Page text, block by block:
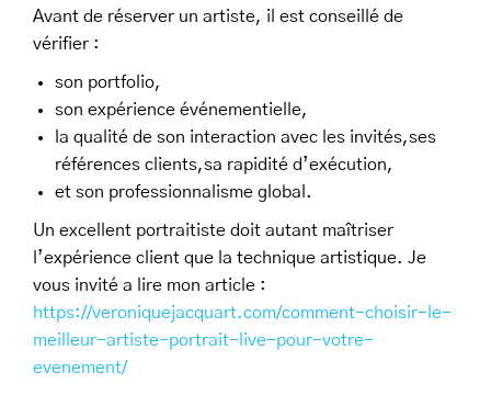
Avant de réserver un artiste, il est conseillé de
vérifier :
son portfolio,
son expérience événementielle,
la qualité de son interaction avec les invités,ses
références clients,sa rapidité d’exécution,
et son professionnalisme global.
Un excellent portraitiste doit autant maîtriser
l’expérience client que la technique artistique. Je
vous invité a lire mon article :
https://veroniquejacquart.com/comment-choisir-le-
meilleur-artiste-portrait-live-pour-votre-
evenement/